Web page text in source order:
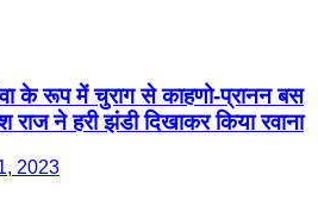
के रूप में चुराग से काहणो-प्रानन बस
ने हरी झंडी दिखाकर किया रवाना
2023